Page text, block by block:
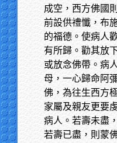
成空，西方佛國
前設供禮懺，布
的福德。使病人
有所歸。勸其放
或放念佛帶。病
母，一心歸命阿
佛，為往生西方
家屬及親友更要
病人。若壽未盡
若壽已盡，則蒙